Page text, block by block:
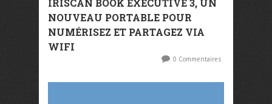
IRISCAN BOOK EXECUTIVE 3, UN
NOUVEAU PORTABLE POUR
NUMÉRISEZ ET PARTAGEZ VIA
WIFI
0 Commentaires